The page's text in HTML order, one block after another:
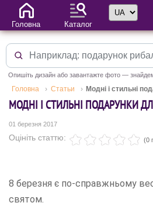
Опишіть дизайн або завантажте фото —
Головна Статьи Модні і стильні
МОДНІ І СТИЛЬНІ ПОДАРУНКИ
01 березня 2017
Оцініть статтю: (0
8 березня є по-справжньому
святом.
Головна Каталог
Вибір мови